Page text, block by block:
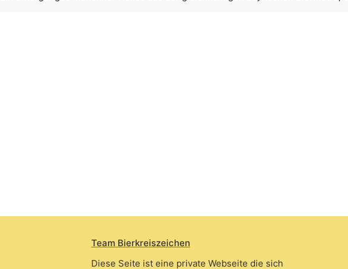
Team Bierkreiszeichen
Diese Seite ist eine private Webseite die sich